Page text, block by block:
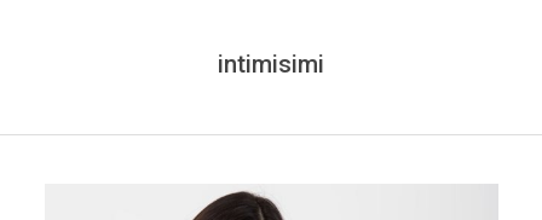
intimisimi